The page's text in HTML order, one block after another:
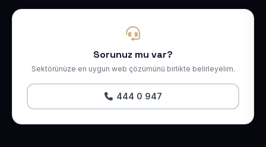
Sorunuz mu var?
Sektörünüze en uygun web çözümünü birlikte belirleyelim.
444 0 947